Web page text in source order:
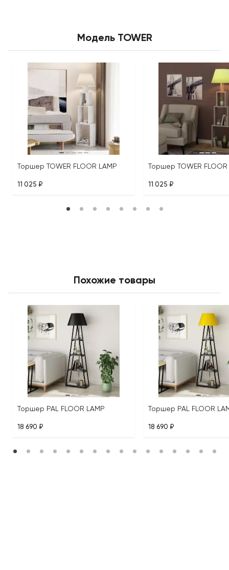
Модель TOWER
Торшер TOWER FLOOR LAMP
11 025 ₽
Торшер TOWER FLOOR
11 025 ₽
Похожие товары
Торшер PAL FLOOR LAMP
18 690 ₽
Торшер PAL FLOOR
18 690 ₽